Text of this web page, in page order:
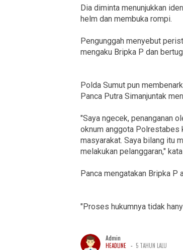
Dia diminta menunjukkan
helm dan membuka rompi.
Pengunggah menyebut
mengaku Bripka P dan
Polda Sumut pun
Panca Putra Simanjuntak
"Saya ngecek, penanganan
oknum anggota Polrestabes
masyarakat. Saya bilang itu
melakukan pelanggaran,"
Panca mengatakan Bripka P
"Proses hukumnya tidak
Admin
HEADLINE - 5 TAHUN LALU